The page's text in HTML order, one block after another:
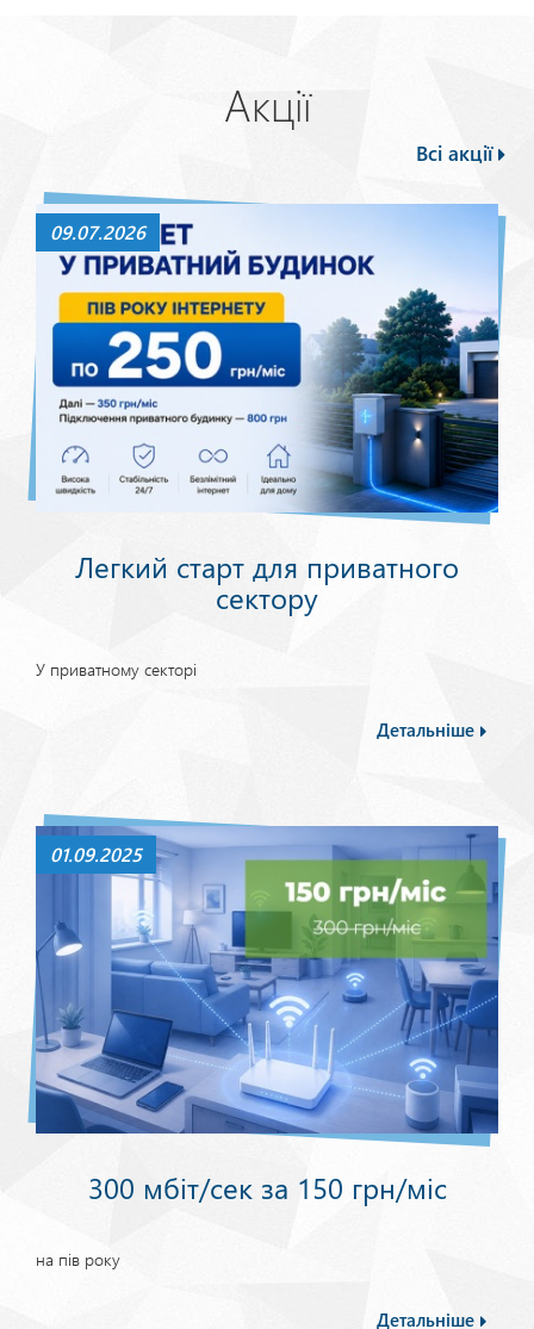
Акції
Всі акції
09.07.2026
Легкий старт для приватного
сектору
У приватному секторі
Детальніше
01.09.2025
300 мбіт/сек за 150 грн/міс
на пів року
Детальніше